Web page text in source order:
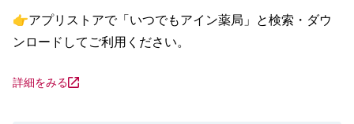
👉アプリストアで「いつでもアイン薬局」と検索・ダウ
ンロードしてご利用ください。
詳細をみる